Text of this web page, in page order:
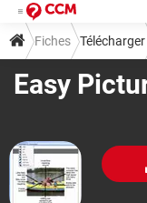
Easy
Fiches Télécharger